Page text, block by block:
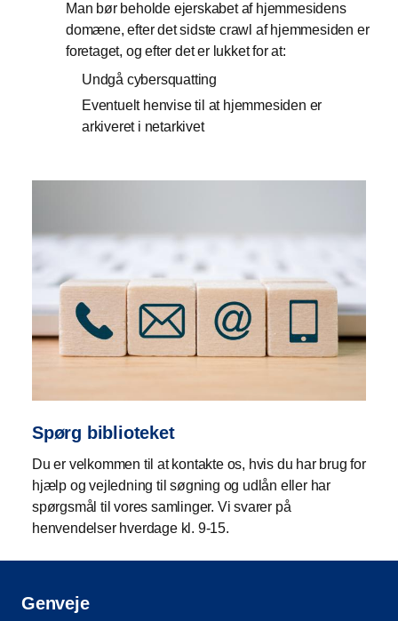
Man bør beholde ejerskabet af hjemmesidens
domæne, efter det sidste crawl af hjemmesiden er
foretaget, og efter det er lukket for at:
Undgå cybersquatting
Eventuelt henvise til at hjemmesiden er
arkiveret i netarkivet
Spørg biblioteket
Du er velkommen til at kontakte os, hvis du har brug for
hjælp og vejledning til søgning og udlån eller har
spørgsmål til vores samlinger. Vi svarer på
henvendelser hverdage kl. 9-15.
Genveje